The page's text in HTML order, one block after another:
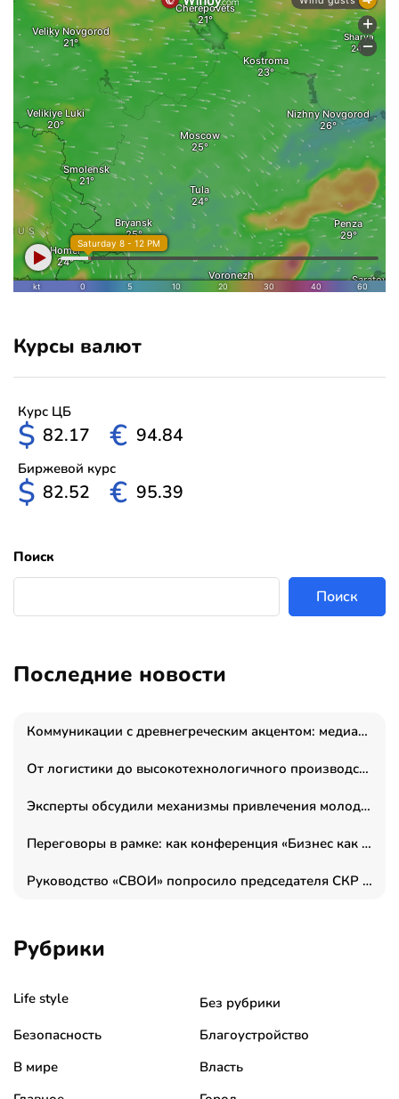
Курсы валют
Курс ЦБ
$ 82.17 € 94.84
Биржевой курс
$ 82.52 € 95.39
Поиск
Поиск
Последние новости
Коммуникации с древнегреческим акцентом: медиаменеджер и журналист Владимир Дергачев запустил коммуникационное агентство «Сократ 2.0»
От логистики до высокотехнологичного производства: как основатель “гагаринга” выстраивает экосистему безопасности и гражданских БПЛА
Эксперты обсудили механизмы привлечения молодых специалистов в промышленные города
Переговоры в рамке: как конференция «Бизнес как искусство» переформатирует деловой этикет в стенах ТПП РФ
Руководство «СВОИ» попросило председателя СКР дать правовую оценку обысков в тыловом штабе
Рубрики
Life style
Без рубрики
Безопасность
Благоустройство
В мире
Власть